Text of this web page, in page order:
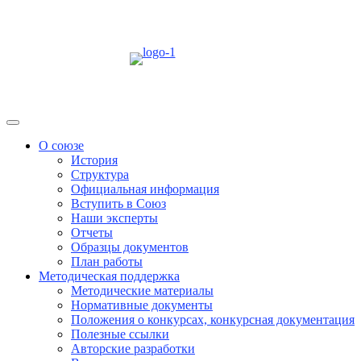
Menu
О союзе
История
Структура
Официальная информация
Вступить в Союз
Наши эксперты
Отчеты
Образцы документов
План работы
Методическая поддержка
Методические материалы
Нормативные документы
Положения о конкурсах, конкурсная документация
Полезные ссылки
Авторские разработки